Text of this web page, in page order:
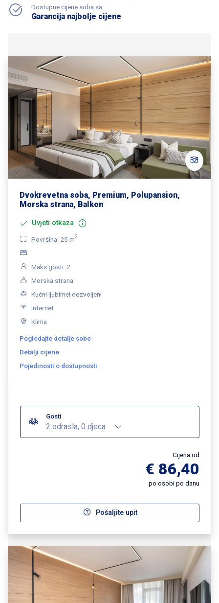
Dostupne cijene soba sa
Garancija najbolje cijene
Dvokrevetna soba, Premium, Polupansion,
Morska strana, Balkon
Uvjeti otkaza
Površina: 25 m2
Maks gosti: 2
Morska strana
Kućni ljubimci dozvoljeni
Internet
Klima
Pogledajte detalje sobe
Detalji cijene
Pojedinosti o dostupnosti
Gosti
2 odrasla, 0 djeca
Cijena od
€ 86,40
po osobi po danu
Pošaljite upit